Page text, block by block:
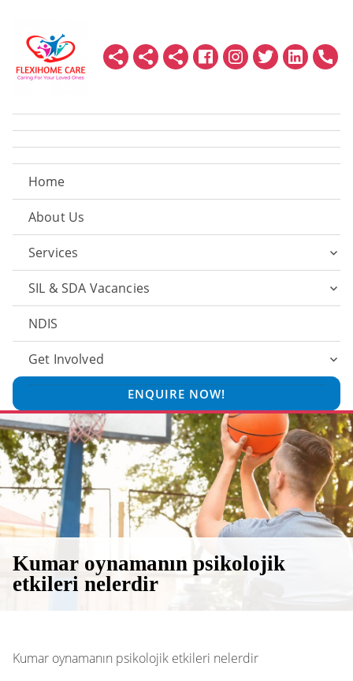
Home
About Us
Services
SIL & SDA Vacancies
NDIS
Get Involved
ENQUIRE NOW!
Kumar oynamanın psikolojik
etkileri nelerdir
Kumar oynamanın psikolojik etkileri nelerdir